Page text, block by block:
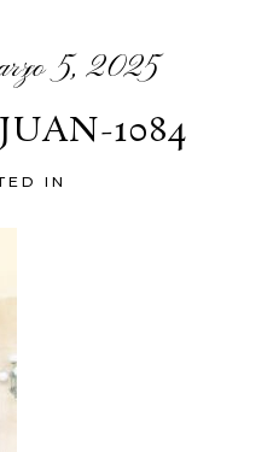
5, 2025
1084
IN